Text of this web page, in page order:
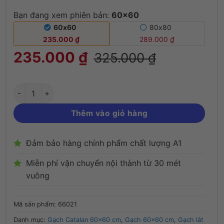
Bạn đang xem phiên bản: 60x60
60x60
235.000₫
80x80
289.000₫
235.000 ₫ 325.000₫
Gạch 60x60 Catalan 66021 vân đá nâu
Thêm vào giỏ hàng
Đảm bảo hàng chính phẩm chất lượng A1
Miễn phí vận chuyển nội thành từ 30 mét
vuông
Mã sản phẩm: 66021
Danh mục: Gạch Catalan 60x60 cm Gạch 60x60 cm
Gạch lát